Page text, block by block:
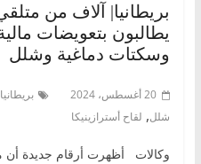
بريطانيا| آلاف من
يطالبون بتعويضات
وسكتات دماغية وشلل
20 أغسطس، 2024 بريطانيا
شلل, لقاح أسترازينيكا